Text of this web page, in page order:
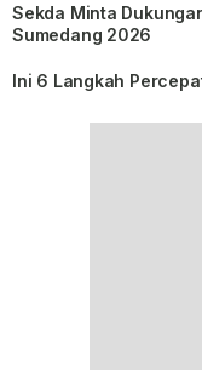
Sekda Minta
Sumedang 2026
Ini 6 Langkah